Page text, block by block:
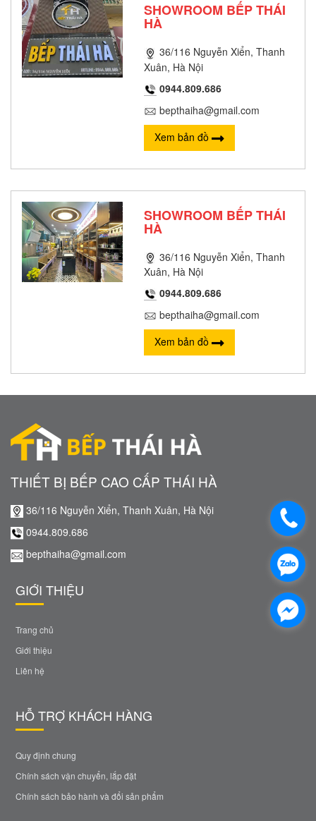
SHOWROOM BẾP THÁI
HÀ
36/116 Nguyễn Xiển, Thanh
Xuân, Hà Nội
0944.809.686
bepthaiha@gmail.com
Xem bản đồ
SHOWROOM BẾP THÁI
HÀ
36/116 Nguyễn Xiển, Thanh
Xuân, Hà Nội
0944.809.686
bepthaiha@gmail.com
Xem bản đồ
THIẾT BỊ BẾP CAO CẤP THÁI HÀ
36/116 Nguyễn Xiển, Thanh Xuân, Hà Nội
0944.809.686
bepthaiha@gmail.com
GIỚI THIỆU
Trang chủ
Giới thiệu
Liên hệ
HỖ TRỢ KHÁCH HÀNG
Quy định chung
Chính sách vận chuyển, lắp đặt
Chính sách bảo hành và đổi sản phẩm